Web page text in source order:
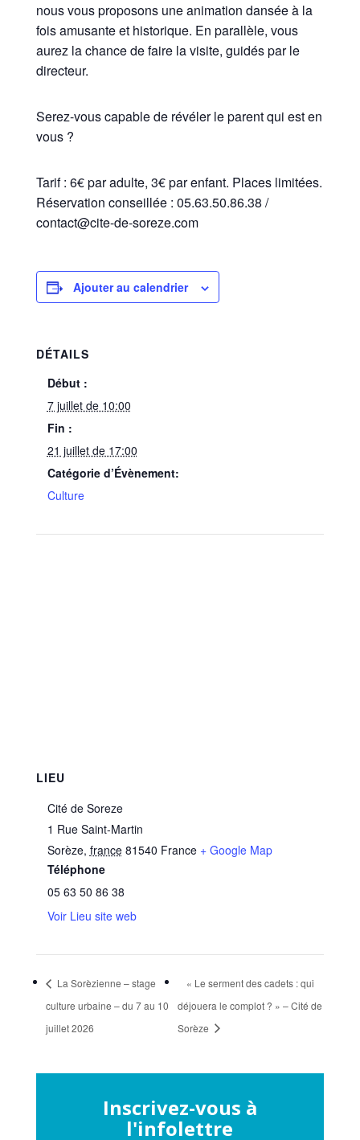
nous vous proposons une animation dansée à la
fois amusante et historique. En parallèle, vous
aurez la chance de faire la visite, guidés par le
directeur.
Serez-vous capable de révéler le parent qui est en
vous ?
Tarif : 6€ par adulte, 3€ par enfant. Places limitées.
Réservation conseillée : 05.63.50.86.38 /
contact@cite-de-soreze.com
Ajouter au calendrier
DÉTAILS
Début :
7 juillet de 10:00
Fin :
21 juillet de 17:00
Catégorie d’Évènement:
Culture
LIEU
Cité de Soreze
1 Rue Saint-Martin
Sorèze, france 81540 France + Google Map
Téléphone
05 63 50 86 38
Voir Lieu site web
La Sorèzienne – stage
culture urbaine – du 7 au 10
juillet 2026
« Le serment des cadets : qui
déjouera le complot ? » – Cité de
Sorèze
Inscrivez-vous à
l'infolettre